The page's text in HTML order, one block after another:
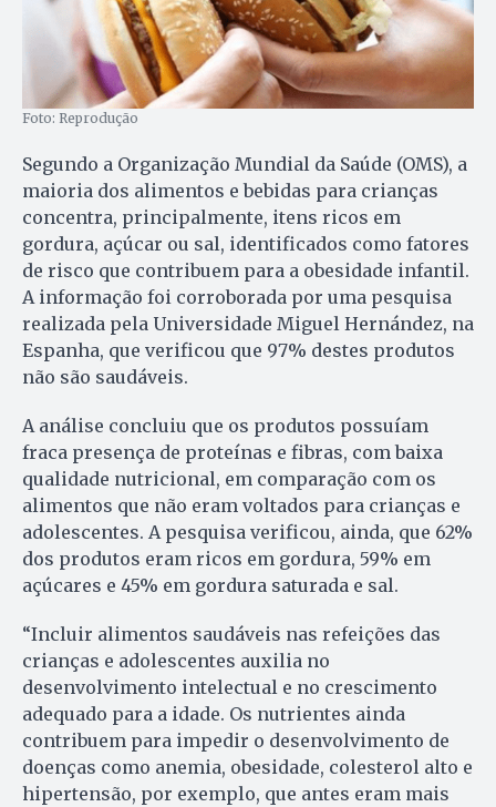
Foto: Reprodução
Segundo a Organização Mundial da Saúde (OMS), a
maioria dos alimentos e bebidas para crianças
concentra, principalmente, itens ricos em
gordura, açúcar ou sal, identificados como fatores
de risco que contribuem para a obesidade infantil.
A informação foi corroborada por uma pesquisa
realizada pela Universidade Miguel Hernández, na
Espanha, que verificou que 97% destes produtos
não são saudáveis.
A análise concluiu que os produtos possuíam
fraca presença de proteínas e fibras, com baixa
qualidade nutricional, em comparação com os
alimentos que não eram voltados para crianças e
adolescentes. A pesquisa verificou, ainda, que 62%
dos produtos eram ricos em gordura, 59% em
açúcares e 45% em gordura saturada e sal.
“Incluir alimentos saudáveis nas refeições das
crianças e adolescentes auxilia no
desenvolvimento intelectual e no crescimento
adequado para a idade. Os nutrientes ainda
contribuem para impedir o desenvolvimento de
doenças como anemia, obesidade, colesterol alto e
hipertensão, por exemplo, que antes eram mais